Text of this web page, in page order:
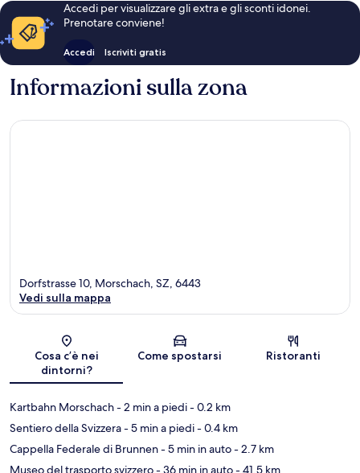
Accedi per visualizzare gli extra e gli sconti idonei.
Prenotare conviene!
Accedi Iscriviti gratis
Informazioni sulla zona
Mappa
Dorfstrasse 10, Morschach, SZ, 6443
Vedi sulla mappa
Cosa c’è nei
dintorni?
Come spostarsi Ristoranti
Kartbahn Morschach- 2 min a piedi- 0.2 km
Sentiero della Svizzera- 5 min a piedi- 0.4 km
Cappella Federale di Brunnen- 5 min in auto- 2.7 km
Museo del trasporto svizzero- 36 min in auto- 41.5 km